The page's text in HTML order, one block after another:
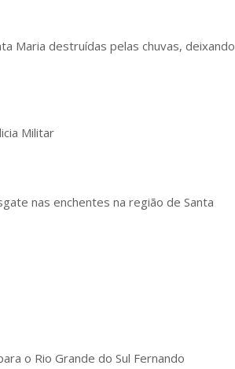
Maria destruídas pelas chuvas, deixando
Militar
nas enchentes na região de Santa
o Rio Grande do Sul Fernando